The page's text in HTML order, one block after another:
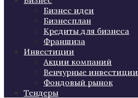
Бизнес идеи
Бизнесплан
Кредиты для бизнеса
Франшиза
Инвестиции
Акции компаний
Венчурные инвестиции
Фондовый рынок
Тендеры